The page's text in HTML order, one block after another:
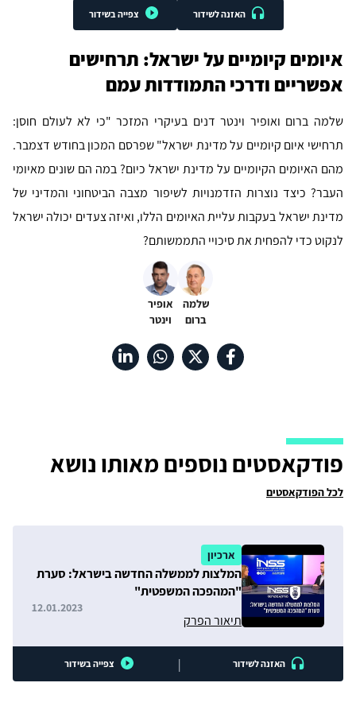
האזנה לשידור צפייה בשידור
איומים קיומיים על ישראל: תרחישים
אפשריים ודרכי התמודדות עמם
שלמה ברום ואופיר וינטר דנים בעיקרי המזכר "כי לא לעולם חוסן:
תרחישי איום קיומיים על מדינת ישראל" שפרסם המכון בחודש דצמבר.
מהם האיומים הקיומיים על מדינת ישראל כיום? במה הם שונים מאיומי
העבר? כיצד נוצרות הזדמנויות לשיפור מצבה הביטחוני והמדיני של
מדינת ישראל בעקבות עליית האיומים הללו, ואיזה צעדים יכולה ישראל
לנקוט כדי להפחית את סיכויי התממשותם?
שלמה
ברום
אופיר
וינטר
פודקאסטים נוספים מאותו נושא
לכל הפודקאסטים
ארכיון
המלצות לממשלה החדשה בישראל: סערת
"המהפכה המשפטית"
תיאור הפרק
12.01.2023
האזנה לשידור | צפייה בשידור